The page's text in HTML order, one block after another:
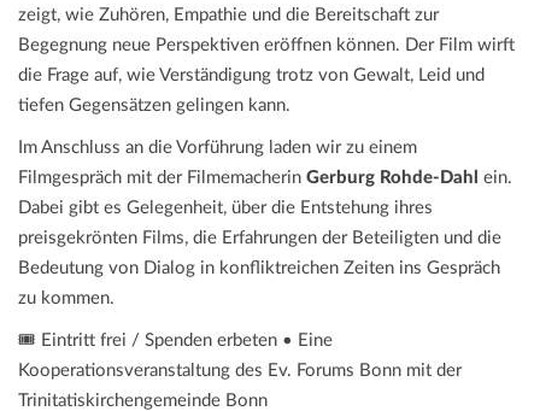
zeigt, wie Zuhören, Empathie und die Bereitschaft zur
Begegnung neue Perspektiven eröffnen können. Der Film wirft
die Frage auf, wie Verständigung trotz von Gewalt, Leid und
tiefen Gegensätzen gelingen kann.
Im Anschluss an die Vorführung laden wir zu einem
Filmgespräch mit der Filmemacherin Gerburg Rohde-Dahl ein.
Dabei gibt es Gelegenheit, über die Entstehung ihres
preisgekrönten Films, die Erfahrungen der Beteiligten und die
Bedeutung von Dialog in konfliktreichen Zeiten ins Gespräch
zu kommen.
🎟️ Eintritt frei / Spenden erbeten • Eine
Kooperationsveranstaltung des Ev. Forums Bonn mit der
Trinitatiskirchengemeinde Bonn